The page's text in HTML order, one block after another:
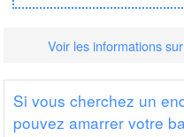
Voir les informations
Si vous cherchez un
pouvez amarrer votre